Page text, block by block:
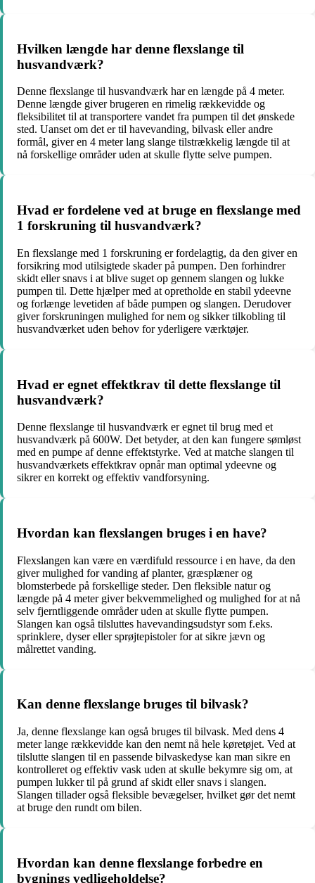
Hvilken længde har denne flexslange til
husvandværk?
Denne flexslange til husvandværk har en længde på 4 meter.
Denne længde giver brugeren en rimelig rækkevidde og
fleksibilitet til at transportere vandet fra pumpen til det ønskede
sted. Uanset om det er til havevanding, bilvask eller andre
formål, giver en 4 meter lang slange tilstrækkelig længde til at
nå forskellige områder uden at skulle flytte selve pumpen.
Hvad er fordelene ved at bruge en flexslange med
1 forskruning til husvandværk?
En flexslange med 1 forskruning er fordelagtig, da den giver en
forsikring mod utilsigtede skader på pumpen. Den forhindrer
skidt eller snavs i at blive suget op gennem slangen og lukke
pumpen til. Dette hjælper med at opretholde en stabil ydeevne
og forlænge levetiden af både pumpen og slangen. Derudover
giver forskruningen mulighed for nem og sikker tilkobling til
husvandværket uden behov for yderligere værktøjer.
Hvad er egnet effektkrav til dette flexslange til
husvandværk?
Denne flexslange til husvandværk er egnet til brug med et
husvandværk på 600W. Det betyder, at den kan fungere sømløst
med en pumpe af denne effektstyrke. Ved at matche slangen til
husvandværkets effektkrav opnår man optimal ydeevne og
sikrer en korrekt og effektiv vandforsyning.
Hvordan kan flexslangen bruges i en have?
Flexslangen kan være en værdifuld ressource i en have, da den
giver mulighed for vanding af planter, græsplæner og
blomsterbede på forskellige steder. Den fleksible natur og
længde på 4 meter giver bekvemmelighed og mulighed for at nå
selv fjerntliggende områder uden at skulle flytte pumpen.
Slangen kan også tilsluttes havevandingsudstyr som f.eks.
sprinklere, dyser eller sprøjtepistoler for at sikre jævn og
målrettet vanding.
Kan denne flexslange bruges til bilvask?
Ja, denne flexslange kan også bruges til bilvask. Med dens 4
meter lange rækkevidde kan den nemt nå hele køretøjet. Ved at
tilslutte slangen til en passende bilvaskedyse kan man sikre en
kontrolleret og effektiv vask uden at skulle bekymre sig om, at
pumpen lukker til på grund af skidt eller snavs i slangen.
Slangen tillader også fleksible bevægelser, hvilket gør det nemt
at bruge den rundt om bilen.
Hvordan kan denne flexslange forbedre en
bygnings vedligeholdelse?